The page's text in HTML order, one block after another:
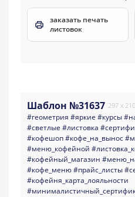
заказать печать
листовок
Шаблон №31637 297 x 210
#геометрия #яркие #курсы
#светлые #листовка
#кофешоп#кофе_на_вынос
#меню_кофейной
#кофейный_магазин
#кофе_меню#прайс_листы
#кофейня_карта_лояльности